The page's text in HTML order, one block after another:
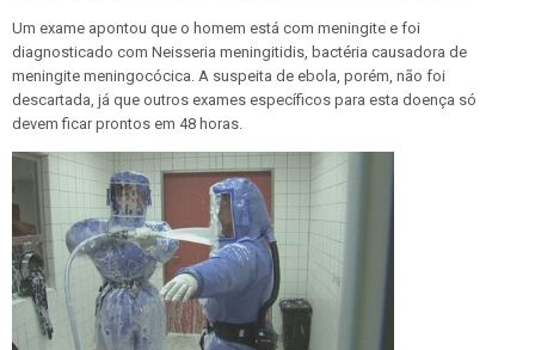
Um exame apontou que o homem está com meningite e foi
diagnosticado com Neisseria meningitidis, bactéria causadora de
meningite meningocócica. A suspeita de ebola, porém, não foi
descartada, já que outros exames específicos para esta doença só
devem ficar prontos em 48 horas.